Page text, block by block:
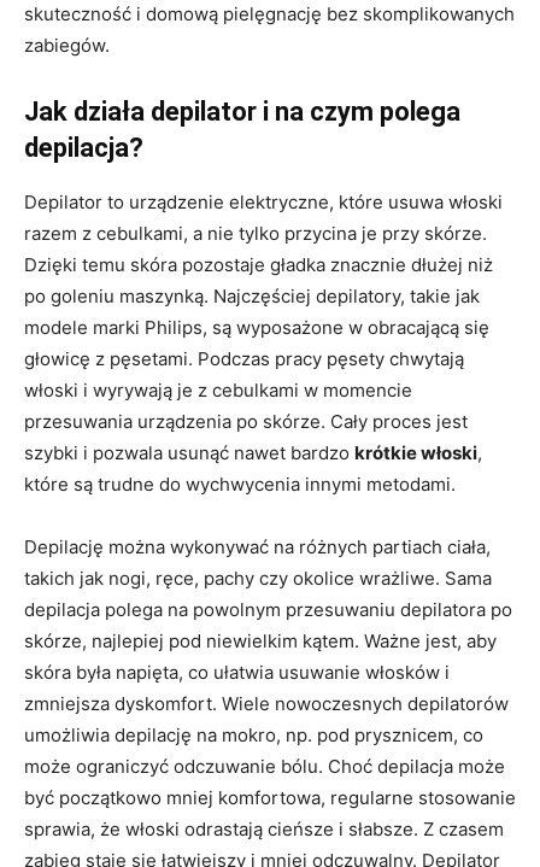
skuteczność i domową pielęgnację bez skomplikowanych
zabiegów.
Jak działa depilator i na czym polega
depilacja?
Depilator to urządzenie elektryczne, które usuwa włoski
razem z cebulkami, a nie tylko przycina je przy skórze.
Dzięki temu skóra pozostaje gładka znacznie dłużej niż
po goleniu maszynką. Najczęściej depilatory, takie jak
modele marki Philips, są wyposażone w obracającą się
głowicę z pęsetami. Podczas pracy pęsety chwytają
włoski i wyrywają je z cebulkami w momencie
przesuwania urządzenia po skórze. Cały proces jest
szybki i pozwala usunąć nawet bardzo krótkie włoski,
które są trudne do wychwycenia innymi metodami.
Depilację można wykonywać na różnych partiach ciała,
takich jak nogi, ręce, pachy czy okolice wrażliwe. Sama
depilacja polega na powolnym przesuwaniu depilatora po
skórze, najlepiej pod niewielkim kątem. Ważne jest, aby
skóra była napięta, co ułatwia usuwanie włosków i
zmniejsza dyskomfort. Wiele nowoczesnych depilatorów
umożliwia depilację na mokro, np. pod prysznicem, co
może ograniczyć odczuwanie bólu. Choć depilacja może
być początkowo mniej komfortowa, regularne stosowanie
sprawia, że włoski odrastają cieńsze i słabsze. Z czasem
zabieg staje się łatwiejszy i mniej odczuwalny. Depilator